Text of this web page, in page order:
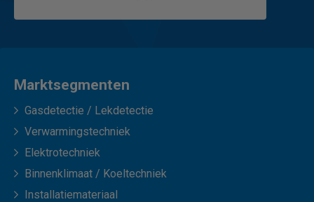
Marktsegmenten
Gasdetectie / Lekdetectie
Verwarmingstechniek
Elektrotechniek
Binnenklimaat / Koeltechniek
Installatiemateriaal